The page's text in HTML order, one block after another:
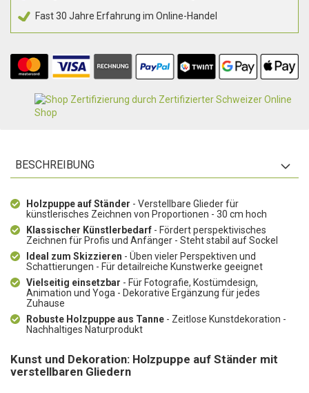
Fast 30 Jahre Erfahrung im Online-Handel
BESCHREIBUNG
Holzpuppe auf Ständer - Verstellbare Glieder für
künstlerisches Zeichnen von Proportionen - 30 cm hoch
Klassischer Künstlerbedarf - Fördert perspektivisches
Zeichnen für Profis und Anfänger - Steht stabil auf Sockel
Ideal zum Skizzieren - Üben vieler Perspektiven und
Schattierungen - Für detailreiche Kunstwerke geeignet
Vielseitig einsetzbar - Für Fotografie, Kostümdesign,
Animation und Yoga - Dekorative Ergänzung für jedes
Zuhause
Robuste Holzpuppe aus Tanne - Zeitlose Kunstdekoration -
Nachhaltiges Naturprodukt
Kunst und Dekoration: Holzpuppe auf Ständer mit
verstellbaren Gliedern